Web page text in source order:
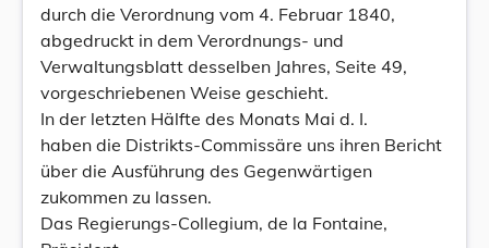
durch die Verordnung vom 4. Februar 1840,
abgedruckt in dem Verordnungs- und
Verwaltungsblatt desselben Jahres, Seite 49,
vorgeschriebenen Weise geschieht.
In der letzten Hälfte des Monats Mai d. I.
haben die Distrikts-Commissäre uns ihren Bericht
über die Ausführung des Gegenwärtigen
zukommen zu lassen.
Das Regierungs-Collegium, de la Fontaine,